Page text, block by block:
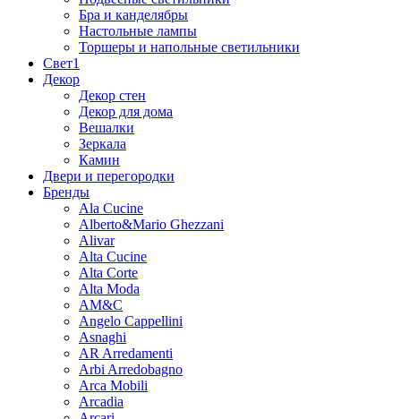
Бра и канделябры
Настольные лампы
Торшеры и напольные светильники
Свет1
Декор
Декор стен
Декор для дома
Вешалки
Зеркала
Камин
Двери и перегородки
Бренды
Ala Cucine
Alberto&Mario Ghezzani
Alivar
Alta Cucine
Alta Corte
Alta Moda
AM&C
Angelo Cappellini
Asnaghi
AR Arredamenti
Arbi Arredobagno
Arca Mobili
Arcadia